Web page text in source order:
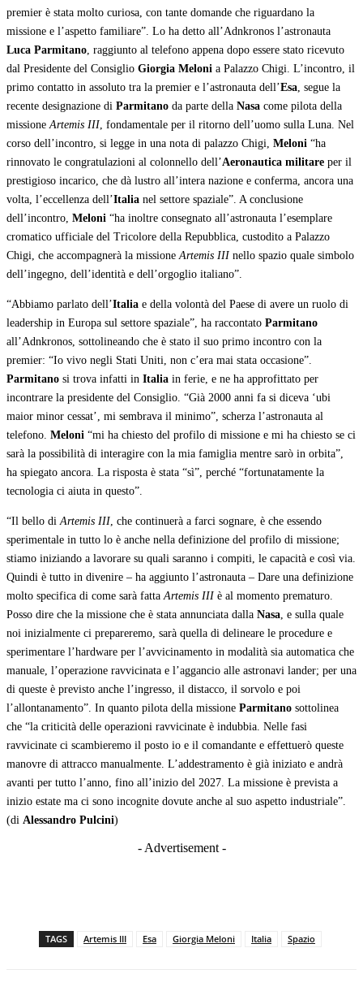
premier è stata molto curiosa, con tante domande che riguardano la
missione e l’aspetto familiare”. Lo ha detto all’Adnkronos l’astronauta
Luca Parmitano, raggiunto al telefono appena dopo essere stato ricevuto
dal Presidente del Consiglio Giorgia Meloni a Palazzo Chigi. L’incontro, il
primo contatto in assoluto tra la premier e l’astronauta dell’Esa, segue la
recente designazione di Parmitano da parte della Nasa come pilota della
missioneArtemis III, fondamentale per il ritorno dell’uomo sulla Luna. Nel
corso dell’incontro, si legge in una nota di palazzo Chigi, Meloni “ha
rinnovato le congratulazioni al colonnello dell’Aeronautica militare per il
prestigioso incarico, che dà lustro all’intera nazione e conferma, ancora una
volta, l’eccellenza dell’Italia nel settore spaziale”. A conclusione
dell’incontro, Meloni “ha inoltre consegnato all’astronauta l’esemplare
cromatico ufficiale del Tricolore della Repubblica, custodito a Palazzo
Chigi, che accompagnerà la missioneArtemis III nello spazio quale simbolo
dell’ingegno, dell’identità e dell’orgoglio italiano”.
“Abbiamo parlato dell’Italia e della volontà del Paese di avere un ruolo di
leadership in Europa sul settore spaziale”, ha raccontato Parmitano
all’Adnkronos, sottolineando che è stato il suo primo incontro con la
premier: “Io vivo negli Stati Uniti, non c’era mai stata occasione”.
Parmitano si trova infatti in Italia in ferie, e ne ha approfittato per
incontrare la presidente del Consiglio. “Già 2000 anni fa si diceva ‘ubi
maior minor cessat’, mi sembrava il minimo”, scherza l’astronauta al
telefono. Meloni “mi ha chiesto del profilo di missione e mi ha chiesto se ci
sarà la possibilità di interagire con la mia famiglia mentre sarò in orbita”,
ha spiegato ancora. La risposta è stata “sì”, perché “fortunatamente la
tecnologia ci aiuta in questo”.
“Il bello diArtemis III, che continuerà a farci sognare, è che essendo
sperimentale in tutto lo è anche nella definizione del profilo di missione;
stiamo iniziando a lavorare su quali saranno i compiti, le capacità e così via.
Quindi è tutto in divenire – ha aggiunto l’astronauta – Dare una definizione
molto specifica di come sarà fattaArtemis III è al momento prematuro.
Posso dire che la missione che è stata annunciata dalla Nasa, e sulla quale
noi inizialmente ci prepareremo, sarà quella di delineare le procedure e
sperimentare l’hardware per l’avvicinamento in modalità sia automatica che
manuale, l’operazione ravvicinata e l’aggancio alle astronavi lander; per una
di queste è previsto anche l’ingresso, il distacco, il sorvolo e poi
l’allontanamento”. In quanto pilota della missione Parmitano sottolinea
che “la criticità delle operazioni ravvicinate è indubbia. Nelle fasi
ravvicinate ci scambieremo il posto io e il comandante e effettuerò queste
manovre di attracco manualmente. L’addestramento è già iniziato e andrà
avanti per tutto l’anno, fino all’inizio del 2027. La missione è prevista a
inizio estate ma ci sono incognite dovute anche al suo aspetto industriale”.
(di Alessandro Pulcini)
- Advertisement -
TAGS Artemis III Esa Giorgia Meloni Italia Spazio